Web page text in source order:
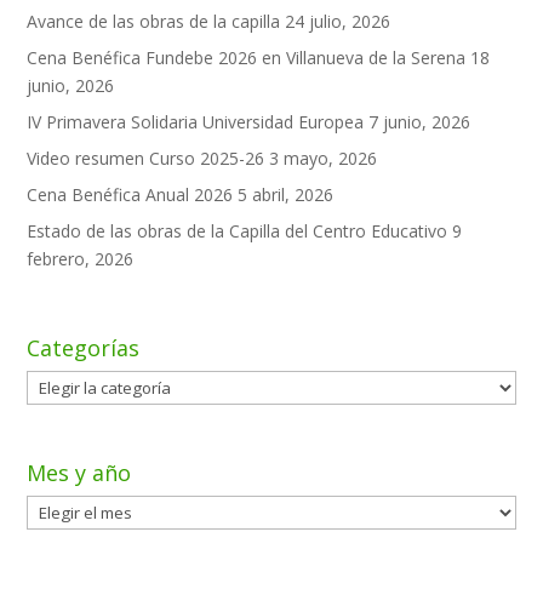
Avance de las obras de la capilla 24 julio, 2026
Cena Benéfica Fundebe 2026 en Villanueva de la Serena 18
junio, 2026
IV Primavera Solidaria Universidad Europea 7 junio, 2026
Video resumen Curso 2025-26 3 mayo, 2026
Cena Benéfica Anual 2026 5 abril, 2026
Estado de las obras de la Capilla del Centro Educativo 9
febrero, 2026
Categorías
Categorías
Mes y año
Mes
y